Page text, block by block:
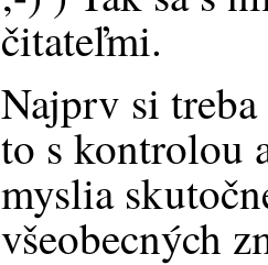
čitateľmi.
Najprv si
to s kontrolou
myslia
všeobecných